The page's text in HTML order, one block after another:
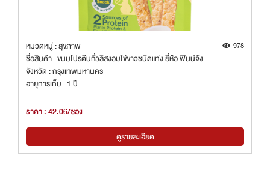
หมวดหมู่ : สุขภาพ 978
ชื่อสินค้า : ขนมโปรตีนถั่วลิสงอบไข่ขาวชนิดแท่ง ยี่ห้อ ฟินน์จัง
จังหวัด : กรุงเทพมหานคร
อายุการเก็บ : 1 ปี
ราคา : 42.06/ซอง
ดูรายละเอียด